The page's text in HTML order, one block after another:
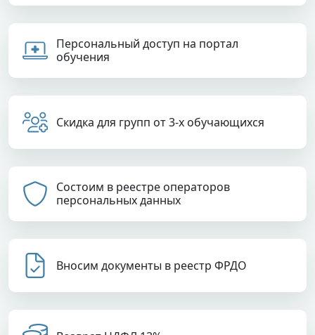
Персональный доступ на портал
обучения
Скидка для групп от 3-х обучающихся
Состоим в реестре операторов
персональных данных
Вносим документы в реестр ФРДО